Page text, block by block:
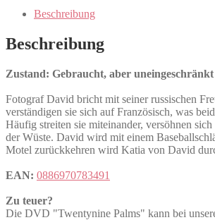
Beschreibung
Beschreibung
Zustand: Gebraucht, aber
Fotograf David bricht mit seiner russischen
verständigen sie sich auf Französisch, was
Häufig streiten sie miteinander, versöhnen
der Wüste. David wird mit einem
Motel zurückkehren wird Katia von David
EAN: 0886970783491
Zu teuer?
Die DVD "Twentynine Palms" kann bei